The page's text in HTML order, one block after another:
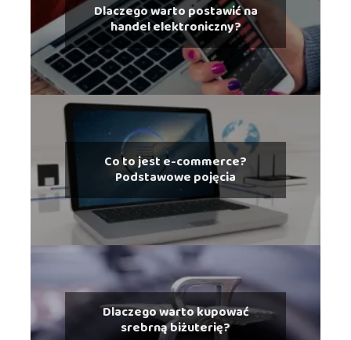
Dlaczego warto postawić na
handel elektroniczny?
Co to jest e-commerce?
Podstawowe pojęcia
Dlaczego warto kupować
srebrną biżuterię?